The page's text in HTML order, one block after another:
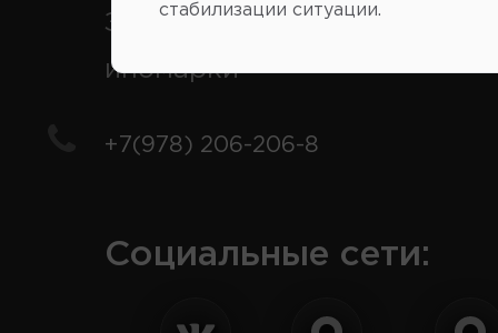
Заказ шин, дисков,
иномарки
+7(978) 206-206-8
Социальные сети:
стабилизации ситуации.